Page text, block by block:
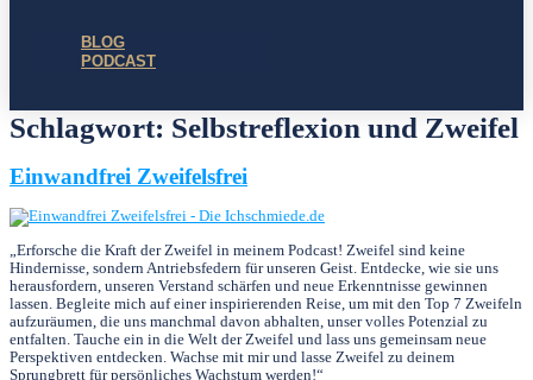
BLOG
PODCAST
Schlagwort: Selbstreflexion und Zweifel
Einwandfrei Zweifelsfrei
„Erforsche die Kraft der Zweifel in meinem Podcast! Zweifel sind keine
Hindernisse, sondern Antriebsfedern für unseren Geist. Entdecke, wie sie uns
herausfordern, unseren Verstand schärfen und neue Erkenntnisse gewinnen
lassen. Begleite mich auf einer inspirierenden Reise, um mit den Top 7 Zweifeln
aufzuräumen, die uns manchmal davon abhalten, unser volles Potenzial zu
entfalten. Tauche ein in die Welt der Zweifel und lass uns gemeinsam neue
Perspektiven entdecken. Wachse mit mir und lasse Zweifel zu deinem
Sprungbrett für persönliches Wachstum werden!“